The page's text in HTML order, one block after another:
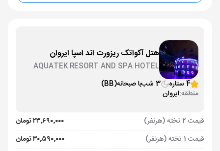
هتل آکواتک ریزورت اند اسپا ایروان
AQUATEK RESORT AND SPA HOTEL
4 ستاره 3 شب با صبحانه(BB)
منطقه:ایروان
قیمت 2 تخته (هرنفر)
۲۳٬۶۹۰٬۰۰۰ تومان
قیمت 1 تخته (هرنفر)
۳۰٬۵۹۰٬۰۰۰ تومان